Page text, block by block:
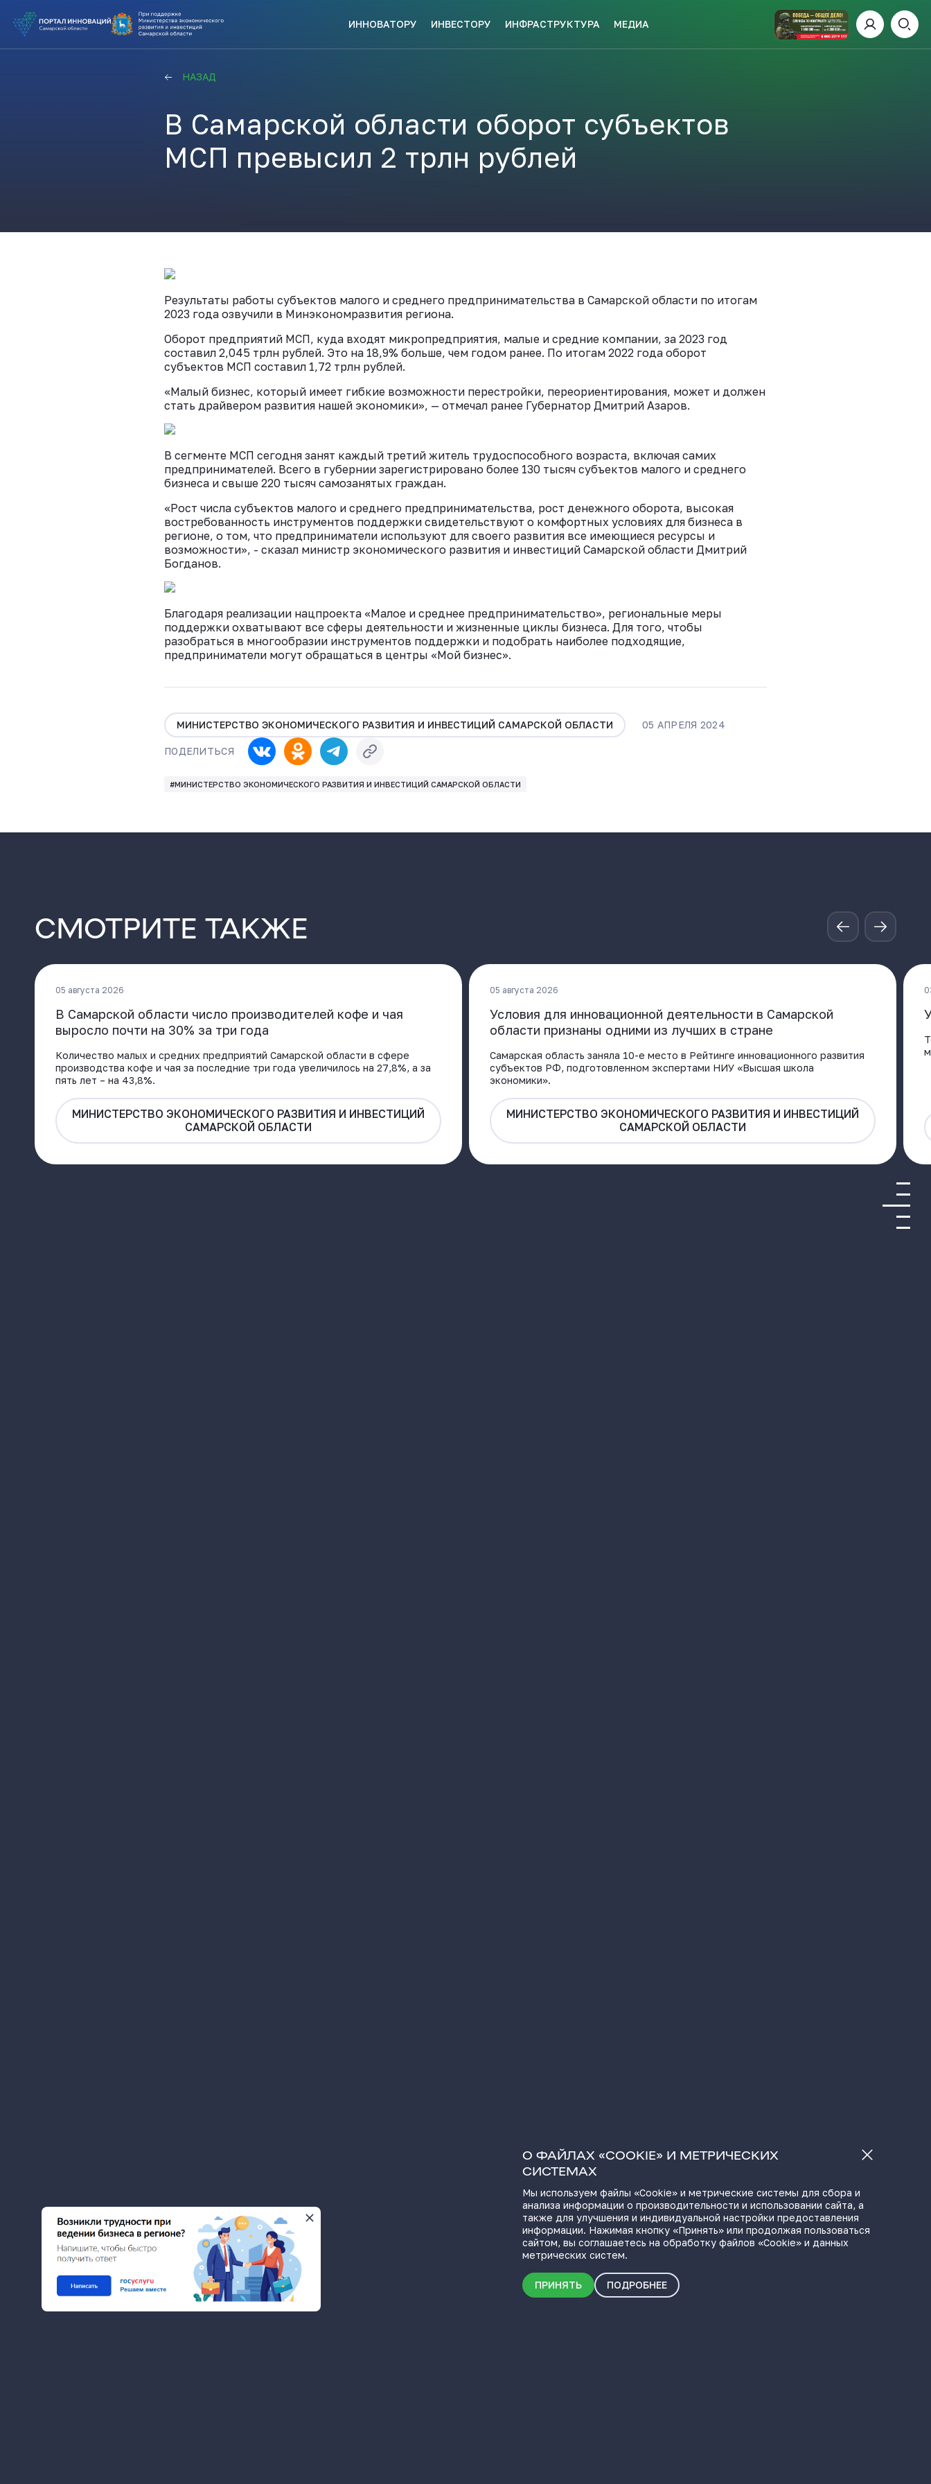
ИННОВАТОРУ ИНВЕСТОРУ ИНФРАСТРУКТУРА МЕДИА
ИСКАТЬ
НАЗАД
В Самарской области оборот субъектов
МСП превысил 2 трлн рублей
Результаты работы субъектов малого и среднего предпринимательства в Самарской области по итогам
2023 года озвучили в Минэкономразвития региона.
Оборот предприятий МСП, куда входят микропредприятия, малые и средние компании, за 2023 год
составил 2,045 трлн рублей. Это на 18,9% больше, чем годом ранее. По итогам 2022 года оборот
субъектов МСП составил 1,72 трлн рублей.
«Малый бизнес, который имеет гибкие возможности перестройки, переориентирования, может и должен
стать драйвером развития нашей экономики», — отмечал ранее Губернатор Дмитрий Азаров.
В сегменте МСП сегодня занят каждый третий житель трудоспособного возраста, включая самих
предпринимателей. Всего в губернии зарегистрировано более 130 тысяч субъектов малого и среднего
бизнеса и свыше 220 тысяч самозанятых граждан.
«Рост числа субъектов малого и среднего предпринимательства, рост денежного оборота, высокая
востребованность инструментов поддержки свидетельствуют о комфортных условиях для бизнеса в
регионе, о том, что предприниматели используют для своего развития все имеющиеся ресурсы и
возможности», - сказал министр экономического развития и инвестиций Самарской области Дмитрий
Богданов.
Благодаря реализации нацпроекта «Малое и среднее предпринимательство», региональные меры
поддержки охватывают все сферы деятельности и жизненные циклы бизнеса. Для того, чтобы
разобраться в многообразии инструментов поддержки и подобрать наиболее подходящие,
предприниматели могут обращаться в центры «Мой бизнес».
МИНИСТЕРСТВО ЭКОНОМИЧЕСКОГО РАЗВИТИЯ И ИНВЕСТИЦИЙ САМАРСКОЙ ОБЛАСТИ 05 АПРЕЛЯ 2024
ПОДЕЛИТЬСЯ
#МИНИСТЕРСТВО ЭКОНОМИЧЕСКОГО РАЗВИТИЯ И ИНВЕСТИЦИЙ САМАРСКОЙ ОБЛАСТИ
СМОТРИТЕ ТАКЖЕ
05 августа 2026
В Самарской области число производителей кофе и чая
выросло почти на 30% за три года
Количество малых и средних предприятий Самарской области в сфере
производства кофе и чая за последние три года увеличилось на 27,8%, а за
пять лет – на 43,8%.
МИНИСТЕРСТВО ЭКОНОМИЧЕСКОГО РАЗВИТИЯ И ИНВЕСТИЦИЙ
САМАРСКОЙ ОБЛАСТИ
05 августа 2026
Условия для инновационной деятельности в Самарской
области признаны одними из лучших в стране
Самарская область заняла 10-е место в Рейтинге инновационного развития
субъектов РФ, подготовленном экспертами НИУ «Высшая школа
экономики».
МИНИСТЕРСТВО ЭКОНОМИЧЕСКОГО РАЗВИТИЯ И ИНВЕСТИЦИЙ
САМАРСКОЙ ОБЛАСТИ
ПОДПИСАТЬСЯ
ВАМ СЮДА
ВКонтакте
О ФАЙЛАХ «COOKIE» И МЕТРИЧЕСКИХ
СИСТЕМАХ
Мы используем файлы «Cookie» и метрические системы для сбора и
анализа информации о производительности и использовании сайта, а
также для улучшения и индивидуальной настройки предоставления
информации. Нажимая кнопку «Принять» или продолжая пользоваться
сайтом, вы соглашаетесь на обработку файлов «Cookie» и данных
метрических систем.
ПРИНЯТЬ ПОДРОБНЕЕ